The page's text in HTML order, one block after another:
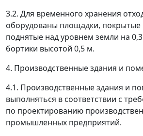
3.2. Для временного хранения
оборудованы площадки, покрытые
поднятые над уровнем земли на
бортики высотой 0,5 м.
4. Производственные здания и
4.1. Производственные здания и
выполняться в соответствии с
по проектированию
промышленных предприятий.